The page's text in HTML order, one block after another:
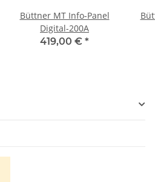
Büttner MT Info-Panel
Digital-200A
419,00 € *